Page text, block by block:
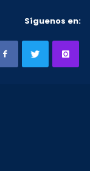
Síguenos en: